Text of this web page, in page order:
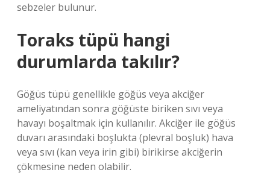
sebzeler bulunur.
Toraks tüpü hangi
durumlarda takılır?
Göğüs tüpü genellikle göğüs veya akciğer
ameliyatından sonra göğüste biriken sıvı veya
havayı boşaltmak için kullanılır. Akciğer ile göğüs
duvarı arasındaki boşlukta (plevral boşluk) hava
veya sıvı (kan veya irin gibi) birikirse akciğerin
çökmesine neden olabilir.